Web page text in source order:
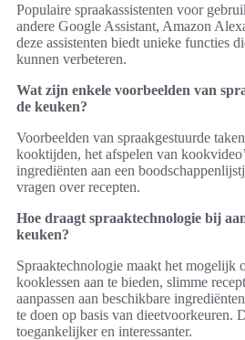
Populaire spraakassistenten voor
andere Google Assistant, Amazon
deze assistenten biedt unieke functies
kunnen verbeteren.
Wat zijn enkele voorbeelden van
de keuken?
Voorbeelden van spraakgestuurde
kooktijden, het afspelen van
ingrediënten aan een
vragen over recepten.
Hoe draagt spraaktechnologie bij
keuken?
Spraaktechnologie maakt het mogelijk
kooklessen aan te bieden, slimme
aanpassen aan beschikbare
te doen op basis van dieetvoorkeuren.
toegankelijker en interessanter.